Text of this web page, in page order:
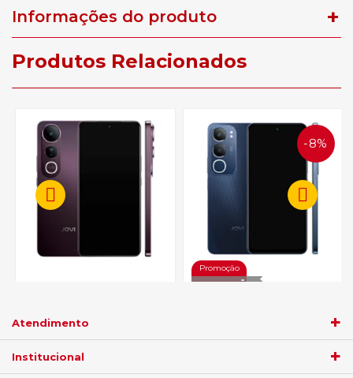
Informações do produto
Produtos Relacionados
6,77” Câm. Dupla + Selfie
32MP
R$ 2.659,05
no boleto
8%
OFF
Atendimento
Institucional